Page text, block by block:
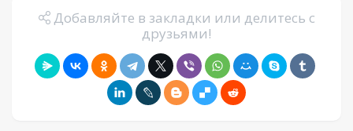
Добавляйте в закладки или делитесь с
друзьями!